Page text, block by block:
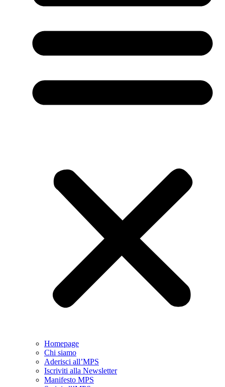
Homepage
Chi siamo
Aderisci all’MPS
Iscriviti alla Newsletter
Manifesto MPS